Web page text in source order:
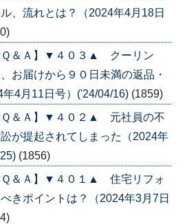
、流れとは？（2024年4月18日
Ｑ＆Ａ】▼４０３▲ クーリン
お届けから９０日未満の返品・
4月11日号）('24/04/16) (1859)
Ｑ＆Ａ】▼４０２▲ 元社員の不
が提起されてしまった（2024年
(1856)
Ｑ＆Ａ】▼４０１▲ 住宅リフォ
きポイントは？（2024年3月7日